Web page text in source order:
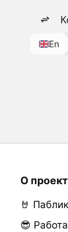
En
О
🤘
😎